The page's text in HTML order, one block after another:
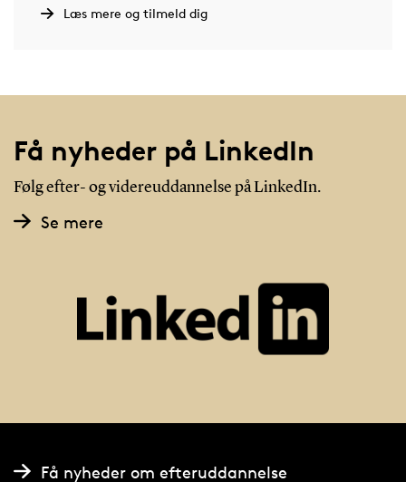
Læs mere og tilmeld dig
Få nyheder på LinkedIn
Følg efter- og videreuddannelse på LinkedIn.
Se mere
Få nyheder om efteruddannelse